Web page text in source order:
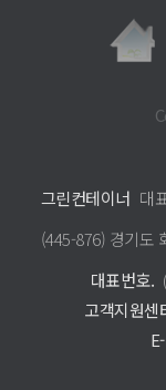
그린컨테이너 대
(445-876) 경기도
대표번호.
고객지원센